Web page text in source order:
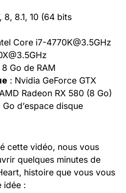
8, 8.1, 10 (64 bits
Core i7-4770K@3.5GHz
8 Go de RAM
: Nvidia GeForce GTX
Radeon RX 580 (8 Go)
Go d’espace disque
cette vidéo, nous vous
quelques minutes de
histoire que vous vous
idée :